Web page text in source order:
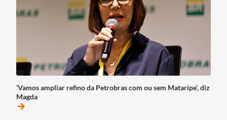
‘Vamos ampliar refino da Petrobras com ou sem Mataripe’, diz
Magda
arrow_forward